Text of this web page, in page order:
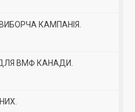
КАМПАНІЯ.
ВМФ КАНАДИ.